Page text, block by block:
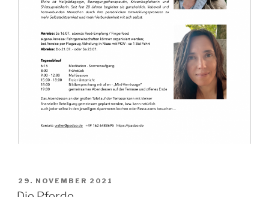
VERÖFFENTLICHT
AM
29. NOVEMBER 2021